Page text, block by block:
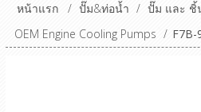
หน้าแรก / ปั๊ม&ท่อน้ำ / ปั๊ม และ ชิ้
OEM Engine Cooling Pumps / F7B-